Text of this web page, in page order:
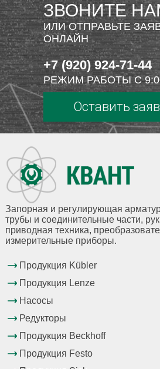
ЗВОНИТЕ
ИЛИ ОТПРАВЬТЕ
ОНЛАЙН
+7 (920) 924-71-44
РЕЖИМ РАБОТЫ С
Оставить
Запорная и регулирующая
трубы и соединительные части,
приводная техника,
измерительные приборы.
Продукция Kübler
Продукция Lenze
Насосы
Редукторы
Продукция Beckhoff
Продукция Festo